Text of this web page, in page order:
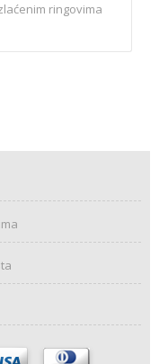
ringovima